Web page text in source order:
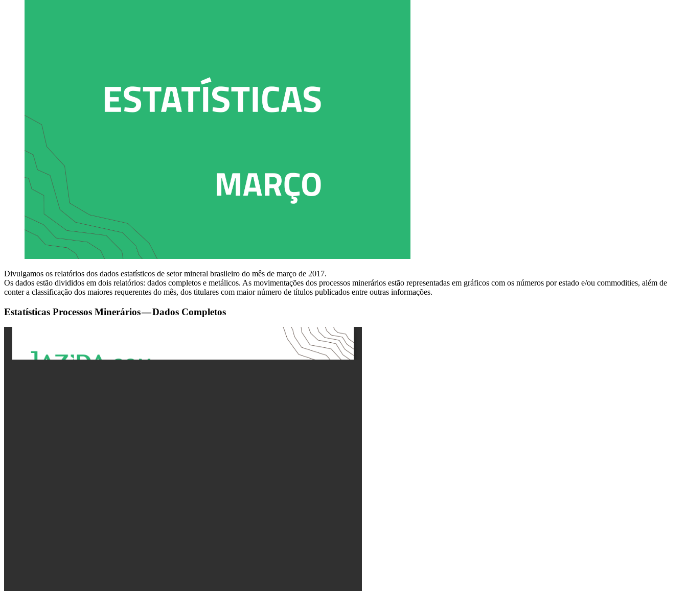
Divulgamos os relatórios dos dados estatísticos de setor mineral brasileiro do mês de março de 2017.
Os dados estão divididos em dois relatórios: dados completos e metálicos. As movimentações dos processos minerários estão representadas em gráficos com os números por estado e/ou commodities, além de
conter a classificação dos maiores requerentes do mês, dos titulares com maior número de títulos publicados entre outras informações.
Estatísticas Processos Minerários — Dados Completos